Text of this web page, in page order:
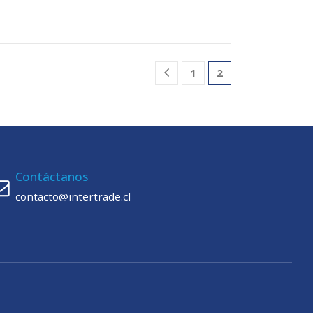
1 2
Contáctanos
contacto@intertrade.cl